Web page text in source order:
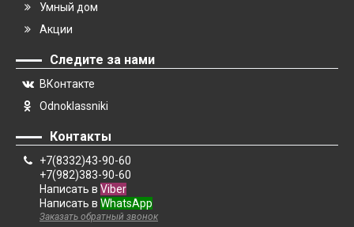
Умный дом
Акции
Следите за нами
ВКонтакте
Odnoklassniki
Контакты
+7(8332)43-90-60
+7(982)383-90-60
Написать в Viber
Написать в WhatsApp
Заказать обратный звонок